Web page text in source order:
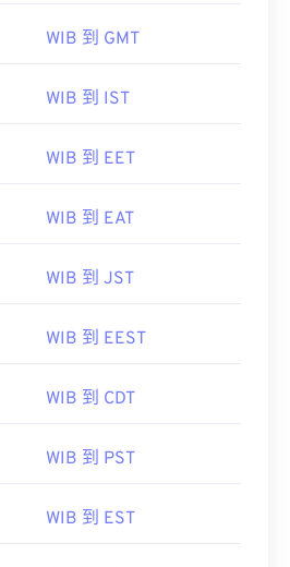
WIB 到 GMT
WIB 到 IST
WIB 到 EET
WIB 到 EAT
WIB 到 JST
WIB 到 EEST
WIB 到 CDT
WIB 到 PST
WIB 到 EST